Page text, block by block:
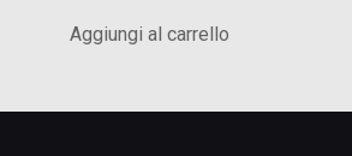
Aggiungi al carrello